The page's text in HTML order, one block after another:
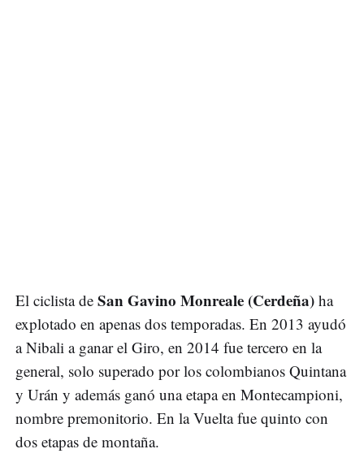
El ciclista de San Gavino Monreale (Cerdeña) ha
explotado en apenas dos temporadas. En 2013 ayudó
a Nibali a ganar el Giro, en 2014 fue tercero en la
general, solo superado por los colombianos Quintana
y Urán y además ganó una etapa en Montecampioni,
nombre premonitorio. En la Vuelta fue quinto con
dos etapas de montaña.